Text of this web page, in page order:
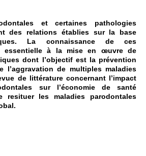
et certaines pathologies
des relations établies sur la base
La connaissance de ces
essentielle à la mise en œuvre de
dont l’objectif est la prévention
l’aggravation de multiples maladies
de littérature concernant l’impact
sur l’économie de santé
resituer les maladies parodontales